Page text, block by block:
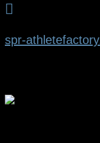

spr-